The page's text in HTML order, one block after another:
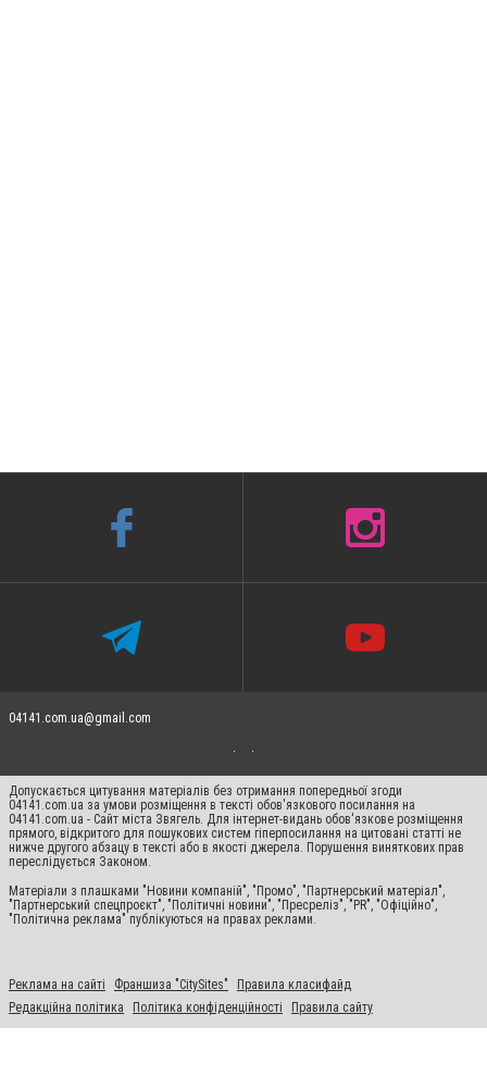
04141.com.ua@gmail.com
Допускається цитування матеріалів без отримання попередньої згоди
04141.com.ua за умови розміщення в тексті обов'язкового посилання на
04141.com.ua - Сайт міста Звягель. Для інтернет-видань обов'язкове розміщення
прямого, відкритого для пошукових систем гіперпосилання на цитовані статті не
нижче другого абзацу в тексті або в якості джерела. Порушення виняткових прав
переслідується Законом.
Матеріали з плашками "Новини компаній", "Промо", "Партнерський матеріал",
"Партнерський спецпроєкт", "Політичні новини", "Пресреліз", "PR", "Офіційно",
"Політична реклама" публікуються на правах реклами.
Реклама на сайті Франшиза "CitySites"
Правила класифайд
Редакційна політика
Політика конфіденційності Правила сайту